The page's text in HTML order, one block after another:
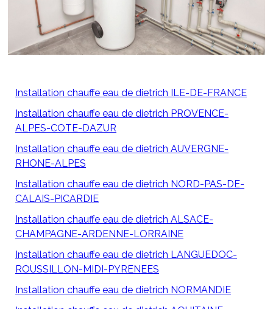
Installation chauffe eau de dietrich ILE-DE-FRANCE
Installation chauffe eau de dietrich PROVENCE-
ALPES-COTE-DAZUR
Installation chauffe eau de dietrich AUVERGNE-
RHONE-ALPES
Installation chauffe eau de dietrich NORD-PAS-DE-
CALAIS-PICARDIE
Installation chauffe eau de dietrich ALSACE-
CHAMPAGNE-ARDENNE-LORRAINE
Installation chauffe eau de dietrich LANGUEDOC-
ROUSSILLON-MIDI-PYRENEES
Installation chauffe eau de dietrich NORMANDIE